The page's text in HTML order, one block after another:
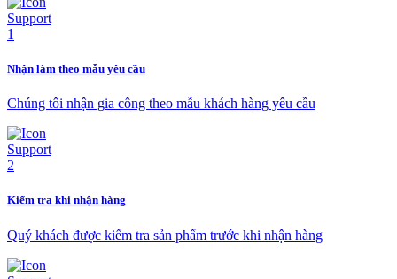
Nhận làm theo mẫu yêu cầu
Chúng tôi nhận gia công theo mẫu khách hàng yêu cầu
Kiểm tra khi nhận hàng
Quý khách được kiểm tra sản phẩm trước khi nhận hàng